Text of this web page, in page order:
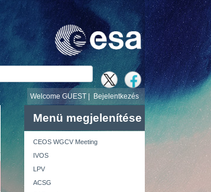
Bejelentkezés
Welcome GUEST |
Menü megjelenítése
CEOS WGCV Meeting
IVOS
LPV
ACSG